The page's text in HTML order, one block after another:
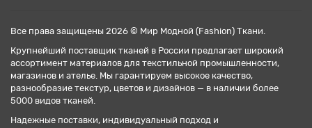
Все права защищены 2026 © Мир Модной (Fashion) Ткани.
Крупнейший поставщик тканей в России предлагает широкий
ассортимент материалов для текстильной промышленности,
магазинов и ателье. Мы гарантируем высокое качество,
разнообразие текстур, цветов и дизайнов — в наличии более
5000 видов тканей.
Надежные поставки, индивидуальный подход и